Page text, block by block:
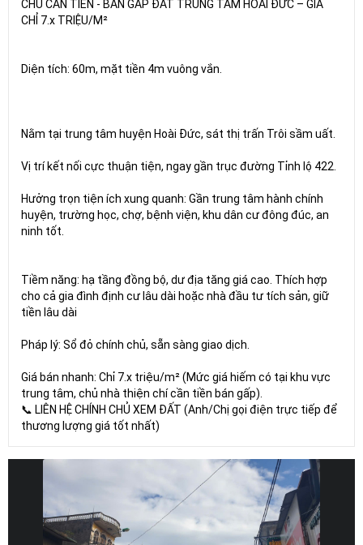
CHỦ CẦN TIỀN - BÁN GẤP ĐẤT TRUNG TÂM HOÀI ĐỨC – GIÁ
CHỈ 7.x TRIỆU/M²
Diện tích: 60m, mặt tiền 4m vuông vắn.
Nằm tại trung tâm huyện Hoài Đức, sát thị trấn Trôi sầm uất.
Vị trí kết nối cực thuận tiện, ngay gần trục đường Tỉnh lộ 422.
Hưởng trọn tiện ích xung quanh: Gần trung tâm hành chính
huyện, trường học, chợ, bệnh viện, khu dân cư đông đúc, an
ninh tốt.
Tiềm năng: hạ tầng đồng bộ, dư địa tăng giá cao. Thích hợp
cho cả gia đình định cư lâu dài hoặc nhà đầu tư tích sản, giữ
tiền lâu dài
Pháp lý: Sổ đỏ chính chủ, sẵn sàng giao dịch.
Giá bán nhanh: Chỉ 7.x triệu/m² (Mức giá hiếm có tại khu vực
trung tâm, chủ nhà thiện chí cần tiền bán gấp).
📞 LIÊN HỆ CHÍNH CHỦ XEM ĐẤT (Anh/Chị gọi điện trực tiếp để
thương lượng giá tốt nhất)